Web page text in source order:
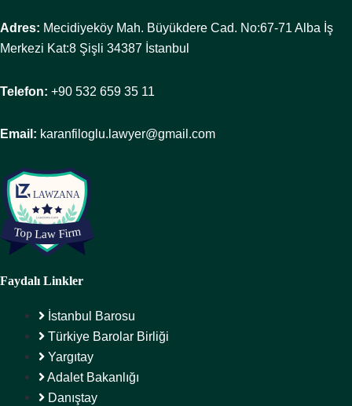
Adres: Mecidiyeköy Mah. Büyükdere Cad. No:67-71 Alba İş
Merkezi Kat:8 Şişli 34387 İstanbul
Telefon: +90 532 659 35 11
Email: karanfiloglu.lawyer@gmail.com
Faydalı Linkler
İstanbul Barosu
Türkiye Barolar Birliği
Yargıtay
Adalet Bakanlığı
Danıştay